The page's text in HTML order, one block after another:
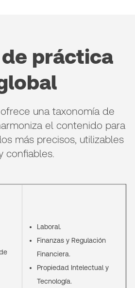
práctica
una taxonomía de
el contenido para
más precisos, utilizables
confiables.
Laboral.
Finanzas y Regulación
Financiera​.
Propiedad Intelectual y
Tecnología.